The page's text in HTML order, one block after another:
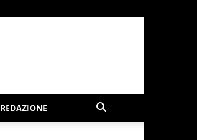
REDAZIONE